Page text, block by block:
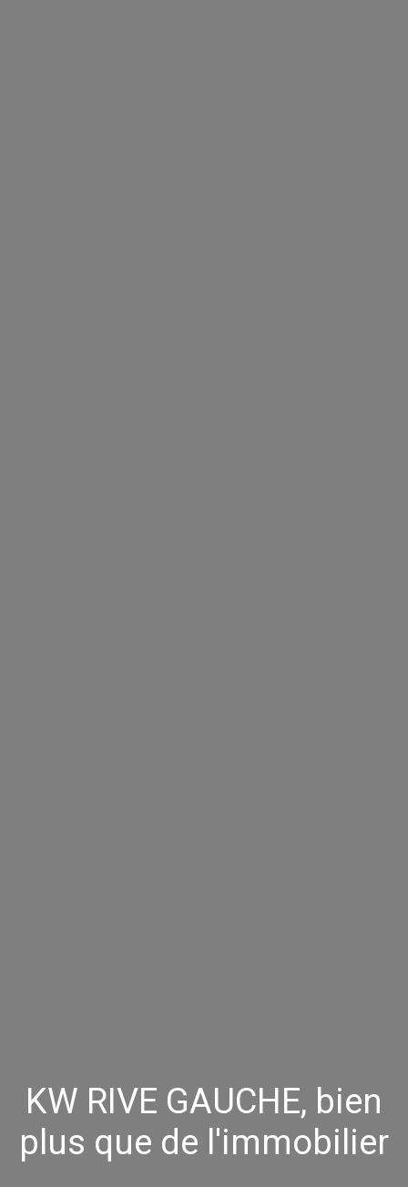
KW RIVE GAUCHE, bien
plus que de l'immobilier